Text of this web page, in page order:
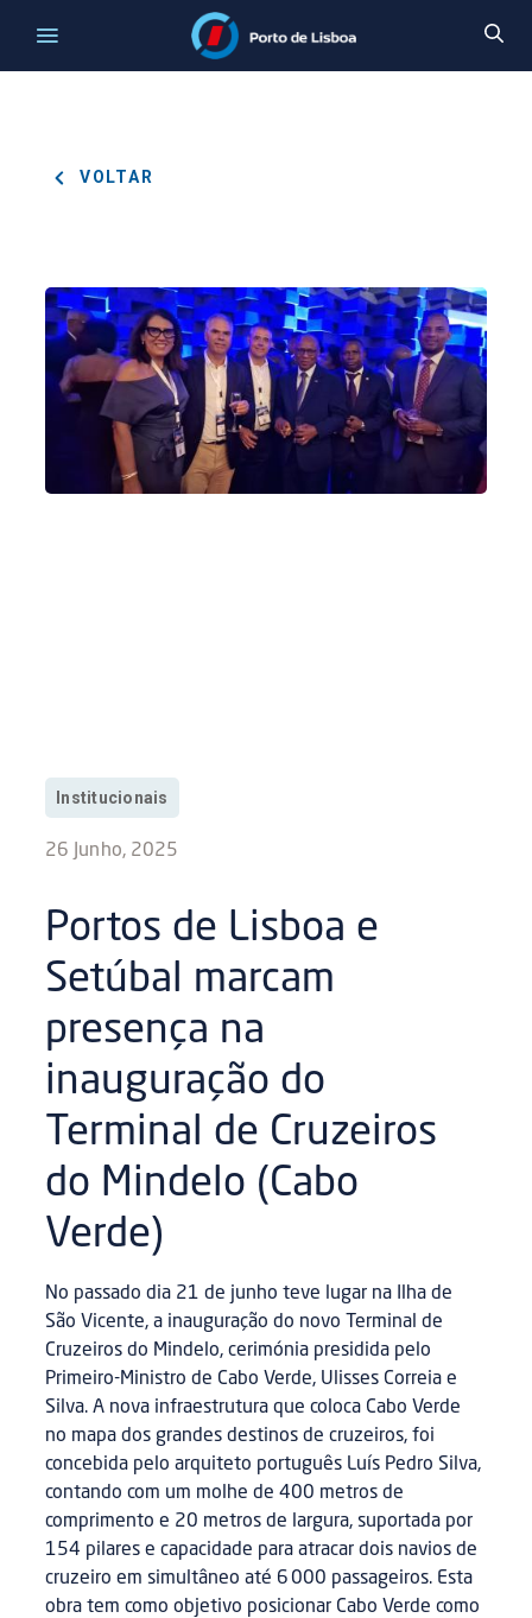
VOLTAR
Institucionais
26 Junho, 2025
Portos de Lisboa e
Setúbal marcam
presença na
inauguração do
Terminal de Cruzeiros
do Mindelo (Cabo
Verde)
No passado dia 21 de junho teve lugar na Ilha de
São Vicente, a inauguração do novo Terminal de
Cruzeiros do Mindelo, cerimónia presidida pelo
Primeiro-Ministro de Cabo Verde, Ulisses Correia e
Silva. A nova infraestrutura que coloca Cabo Verde
no mapa dos grandes destinos de cruzeiros, foi
concebida pelo arquiteto português Luís Pedro Silva,
contando com um molhe de 400 metros de
comprimento e 20 metros de largura, suportada por
154 pilares e capacidade para atracar dois navios de
cruzeiro em simultâneo até 6 000 passageiros. Esta
obra tem como objetivo posicionar Cabo Verde como